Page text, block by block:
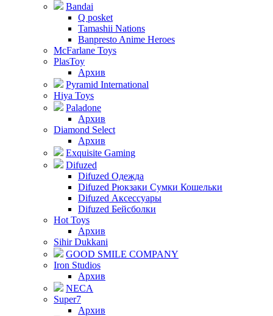
Bandai
Q posket
Tamashii Nations
Banpresto Anime Heroes
McFarlane Toys
PlasToy
Архив
Pyramid International
Hiya Toys
Paladone
Архив
Diamond Select
Архив
Exquisite Gaming
Difuzed
Difuzed Одежда
Difuzed Рюкзаки Сумки Кошельки
Difuzed Аксессуары
Difuzed Бейсболки
Hot Toys
Архив
Sihir Dukkani
GOOD SMILE COMPANY
Iron Studios
Архив
NECA
Super7
Архив